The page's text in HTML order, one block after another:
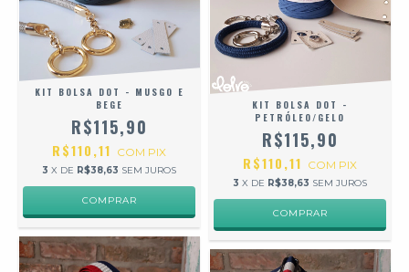
KIT BOLSA DOT - MUSGO E
BEGE
R$115,90
R$110,11 COM PIX
3 X DE R$38,63 SEM JUROS
KIT BOLSA DOT -
PETRÓLEO/GELO
R$115,90
R$110,11 COM PIX
3 X DE R$38,63 SEM JUROS